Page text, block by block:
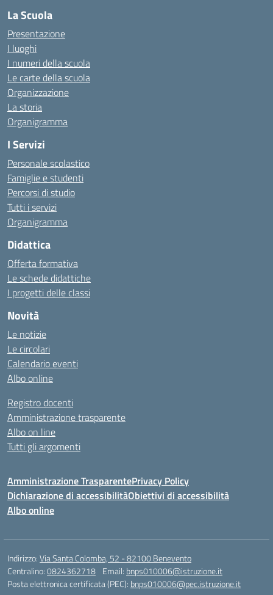
La Scuola
Presentazione
I luoghi
I numeri della scuola
Le carte della scuola
Organizzazione
La storia
Organigramma
I Servizi
Personale scolastico
Famiglie e studenti
Percorsi di studio
Tutti i servizi
Organigramma
Didattica
Offerta formativa
Le schede didattiche
I progetti delle classi
Novità
Le notizie
Le circolari
Calendario eventi
Albo online
Registro docenti
Amministrazione trasparente
Albo on line
Tutti gli argomenti
Amministrazione TrasparentePrivacy Policy
Dichiarazione di accessibilitàObiettivi di accessibilità
Albo online
Indirizzo:Via Santa Colomba, 52 - 82100 Benevento
Centralino:0824362718 Email: bnps010006@istruzione.it
Posta elettronica certificata (PEC): bnps010006@pec.istruzione.it